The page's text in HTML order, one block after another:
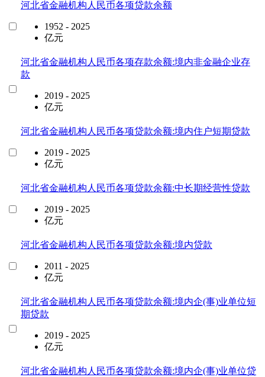
河北省金融机构人民币各项贷款余额
1952 - 2025
亿元
河北省金融机构人民币各项存款余额:境内非金融企业存
款
2019 - 2025
亿元
河北省金融机构人民币各项贷款余额:境内住户短期贷款
2019 - 2025
亿元
河北省金融机构人民币各项贷款余额:中长期经营性贷款
2019 - 2025
亿元
河北省金融机构人民币各项贷款余额:境内贷款
2011 - 2025
亿元
河北省金融机构人民币各项贷款余额:境内企(事)业单位短
期贷款
2019 - 2025
亿元
河北省金融机构人民币各项贷款余额:境内企(事)业单位贷